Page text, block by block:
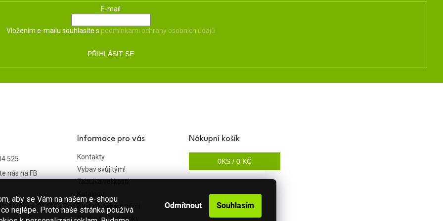
aby se Vám na našem e-shopu
nejlépe. Proto naše stránka používá
Odmítnout Souhlasím
E-mail
Vložením e-mailu souhlasíte s podmínkami ochrany osobních údajů
PŘIHLÁSIT SE
525
nás na FB
Informace pro vás
Kontakty
Vybav svůj tým!
Tabulka velikostí
Katalogy
Zakrytujte se s námi
Obchodní podmínky
Nákupní košík
0KS / 0 KČ